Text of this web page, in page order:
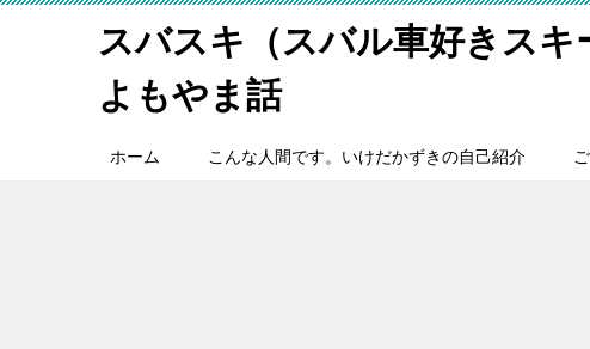
スバスキ（スバル車好きスキ
よもやま話
ホーム こんな人間です。いけだかずきの自己紹介